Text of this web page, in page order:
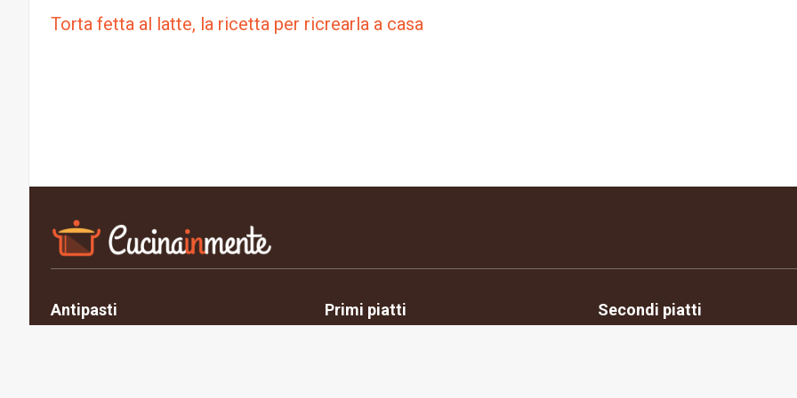
Torta fetta al latte, la ricetta per ricrearla a casa
Antipasti Primi piatti Secondi piatti